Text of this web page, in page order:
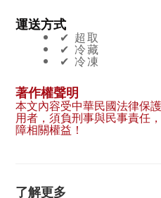
運送方式
✔︎ 超取
✔︎ 冷藏
✔︎ 冷凍
著作權聲明
本文內容受中華民國法律保
用者，須負刑事與民事責任
障相關權益！
了解更多